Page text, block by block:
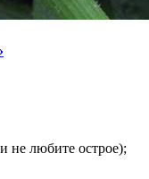
не любите острое);